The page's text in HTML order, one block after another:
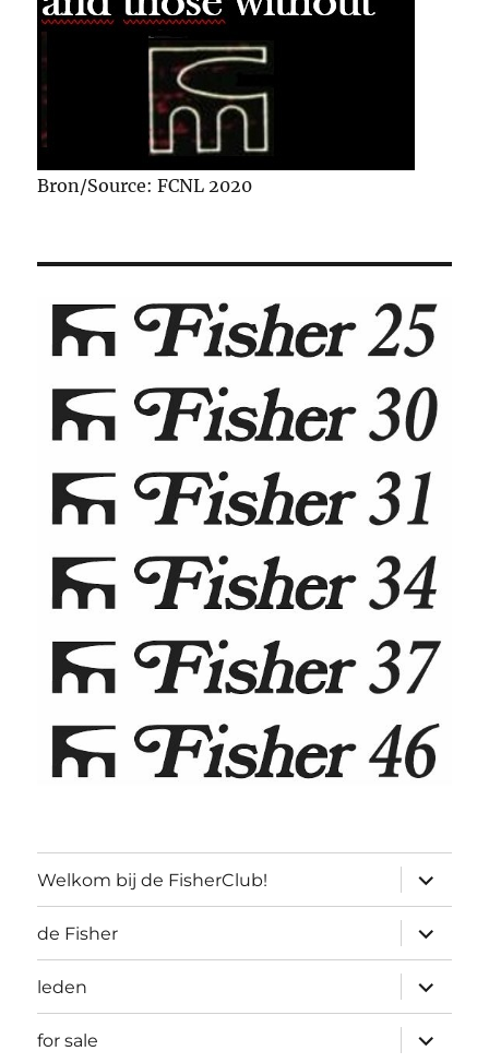
Bron/Source: FCNL 2020
Welkom bij de FisherClub!
de Fisher
leden
for sale